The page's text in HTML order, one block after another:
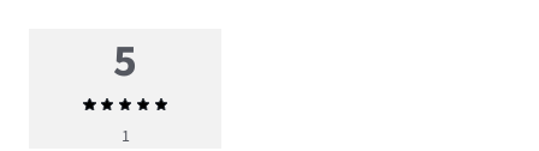
5
Średnia
ocena
1